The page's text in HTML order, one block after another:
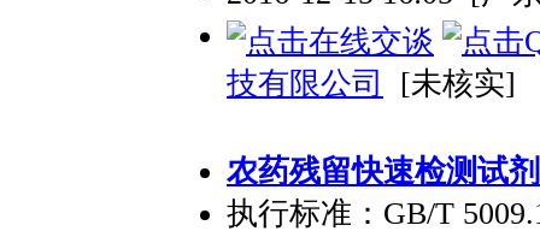
技有限公司 [未核实]
农药残留快速检测试剂
执行标准：GB/T